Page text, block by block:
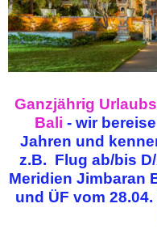
Ganzjährig
Bali - wir
Jahren und
z.B. Flug ab/bis
Meridien Jimbaran
und ÜF vom